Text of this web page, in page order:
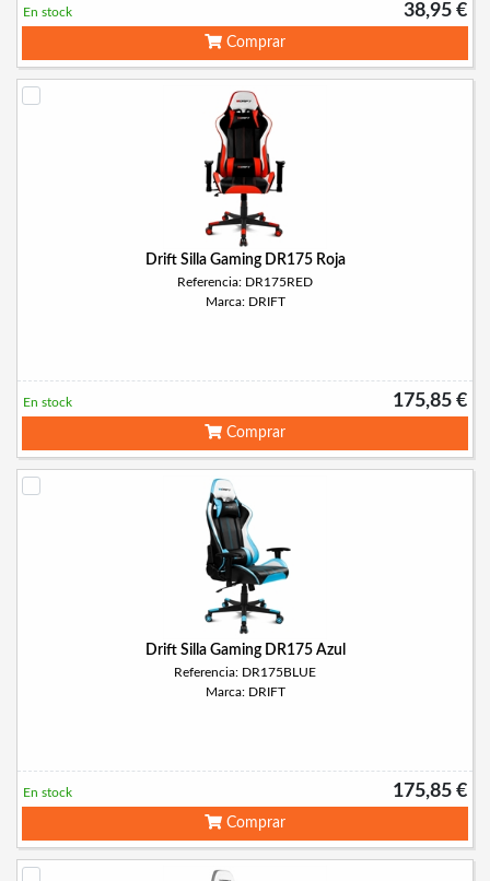
38,95 €
En stock
Comprar
Drift Silla Gaming DR175 Roja
Referencia: DR175RED
Marca: DRIFT
175,85 €
En stock
Comprar
Drift Silla Gaming DR175 Azul
Referencia: DR175BLUE
Marca: DRIFT
175,85 €
En stock
Comprar